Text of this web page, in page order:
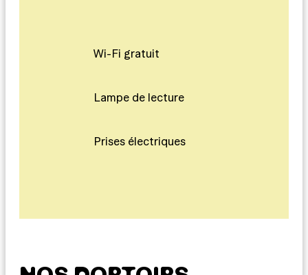
Wi-Fi gratuit
Lampe de lecture
Prises électriques